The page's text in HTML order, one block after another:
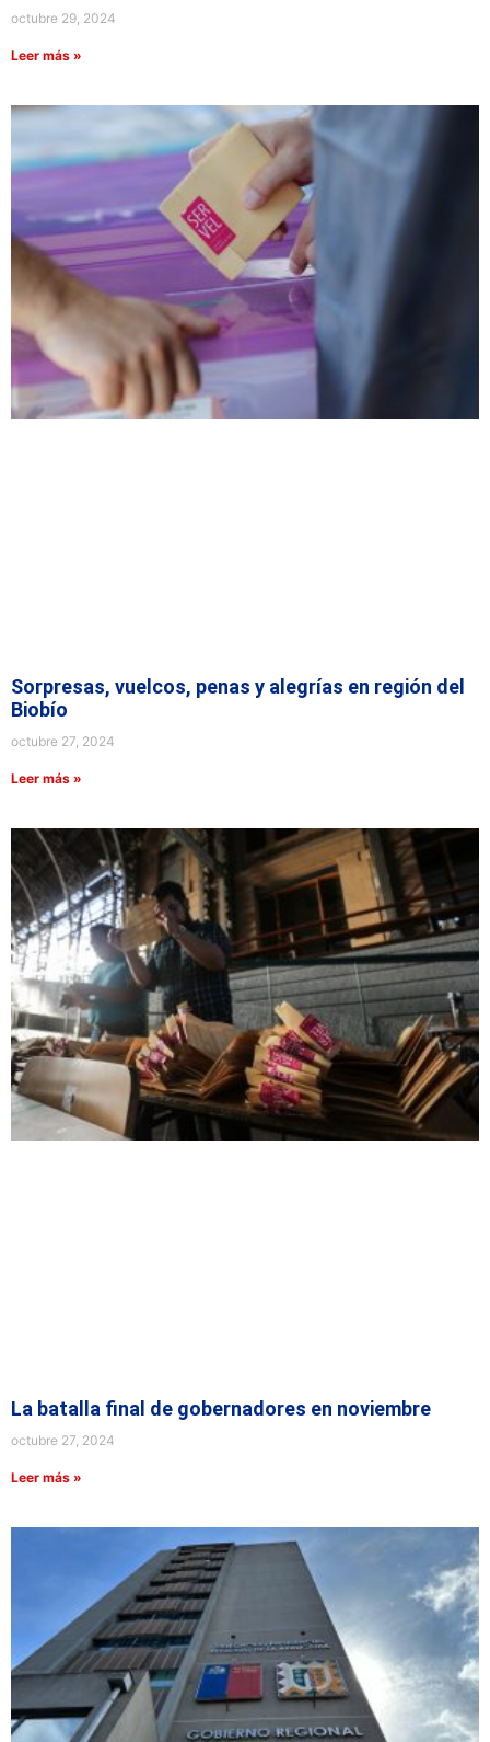
octubre 29, 2024
Leer más »
Sorpresas, vuelcos, penas y alegrías en región del
Biobío
octubre 27, 2024
Leer más »
La batalla final de gobernadores en noviembre
octubre 27, 2024
Leer más »